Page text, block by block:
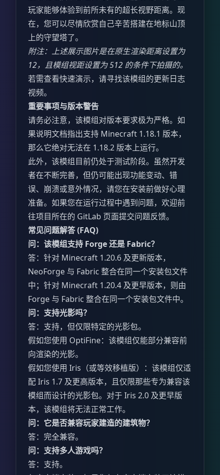
玩家能够体验到前所未有的超长视野距离。现
在，您可以尽情欣赏自己辛苦搭建在地标山顶
上的守望塔了。
附注：上述展示图片是在原生渲染距离设置为
12，且模组视距设置为 512 的条件下拍摄的。
若需查看快速演示，请寻找该模组的更新日志
视频。
重要事项与版本警告
请务必注意，该模组对版本要求极为严格。如
果说明文档指出支持 Minecraft 1.18.1 版本，
那么它绝对无法在 1.18.2 版本上运行。
此外，该模组目前仍处于测试阶段。虽然开发
者在不断完善，但仍可能出现功能变动、错
误、崩溃或意外情况，请您在安装前做好心理
准备。如果您在运行过程中遇到问题，欢迎前
往项目所在的 GitLab 页面提交问题反馈。
常见问题解答 (FAQ)
问：该模组支持 Forge 还是 Fabric？
答：针对 Minecraft 1.20.6 及更新版本，
NeoForge 与 Fabric 整合在同一个安装包文件
中；针对 Minecraft 1.20.4 及更早版本，则由
Forge 与 Fabric 整合在同一个安装包文件中。
问：支持光影吗？
答：支持，但仅限特定的光影包。
假如您使用 OptiFine：该模组仅能部分兼容前
向渲染的光影。
假如您使用 Iris（或等效移植版）：该模组仅适
配 Iris 1.7 及更高版本，且仅限那些专为兼容该
模组而设计的光影包。对于 Iris 2.0 及更早版
本，该模组将无法正常工作。
问：它是否兼容玩家建造的建筑物？
答：完全兼容。
问：支持多人游戏吗？
答：支持。